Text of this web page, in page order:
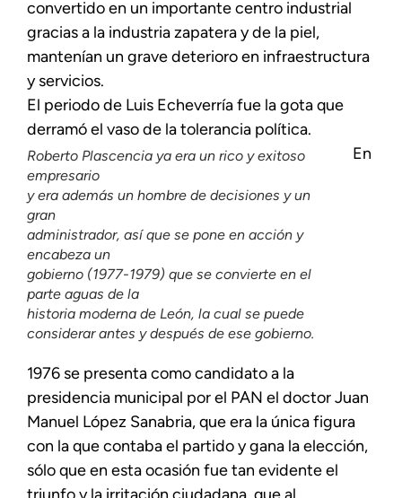
convertido en un importante centro industrial
gracias a la industria zapatera y de la piel,
mantenían un grave deterioro en infraestructura
y servicios.
El periodo de Luis Echeverría fue la gota que
derramó el vaso de la tolerancia política.
Roberto Plascencia ya era un rico y exitoso
empresario
y era además un hombre de decisiones y un
gran
administrador, así que se pone en acción y
encabeza un
gobierno (1977-1979) que se convierte en el
parte aguas de la
historia moderna de León, la cual se puede
considerar antes y después de ese gobierno.
En
1976 se presenta como candidato a la
presidencia municipal por el PAN el doctor Juan
Manuel López Sanabria, que era la única figura
con la que contaba el partido y gana la elección,
sólo que en esta ocasión fue tan evidente el